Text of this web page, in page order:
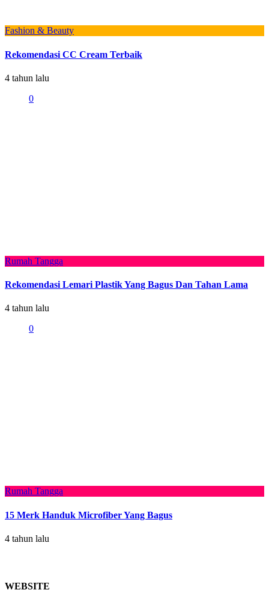
Fashion & Beauty
Rekomendasi CC Cream Terbaik
4 tahun lalu
0
Rumah Tangga
Rekomendasi Lemari Plastik Yang Bagus Dan Tahan Lama
4 tahun lalu
0
Rumah Tangga
15 Merk Handuk Microfiber Yang Bagus
4 tahun lalu
WEBSITE